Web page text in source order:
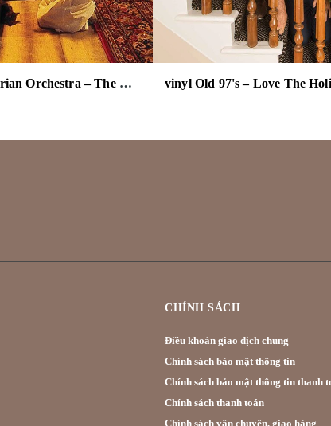
vinyl Trans-Siberian Orchestra – The Ghosts Of Christmas Eve
CHÍNH SÁCH
Điều khoản giao dịch chung
Chính sách bảo mật thông tin
Chính sách bảo mật thông tin thanh
Chính sách thanh toán
Chính sách vận chuyển, giao hàng